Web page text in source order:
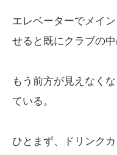
エレベーターでメイ
せると既にクラブの中
もう前方が見えなく
ている。
ひとまず、ドリンク